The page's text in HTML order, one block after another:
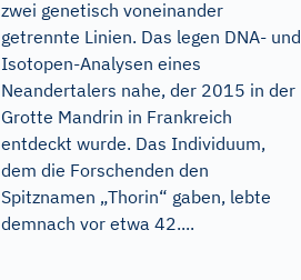
zwei genetisch voneinander
getrennte Linien. Das legen DNA- und
Isotopen-Analysen eines
Neandertalers nahe, der 2015 in der
Grotte Mandrin in Frankreich
entdeckt wurde. Das Individuum,
dem die Forschenden den
Spitznamen „Thorin“ gaben, lebte
demnach vor etwa 42....